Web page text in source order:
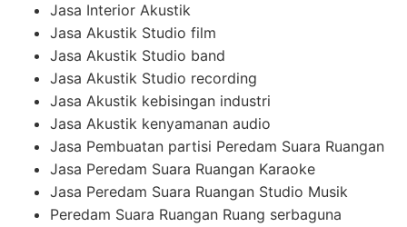
Jasa Interior Akustik
Jasa Akustik Studio film
Jasa Akustik Studio band
Jasa Akustik Studio recording
Jasa Akustik kebisingan industri
Jasa Akustik kenyamanan audio
Jasa Pembuatan partisi Peredam Suara Ruangan
Jasa Peredam Suara Ruangan Karaoke
Jasa Peredam Suara Ruangan Studio Musik
Peredam Suara Ruangan Ruang serbaguna